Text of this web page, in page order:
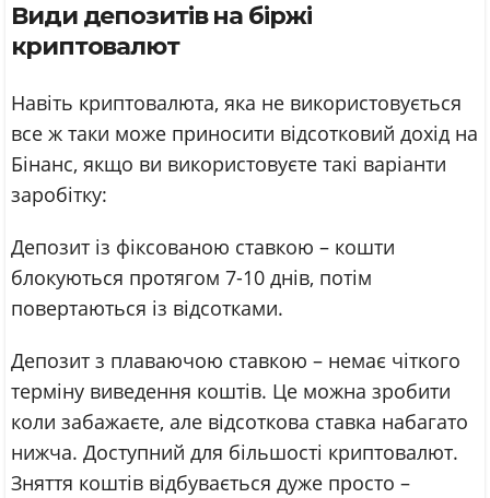
Види депозитів на біржі
криптовалют
Навіть криптовалюта, яка не використовується
все ж таки може приносити відсотковий дохід на
Бінанс, якщо ви використовуєте такі варіанти
заробітку:
Депозит із фіксованою ставкою – кошти
блокуються протягом 7-10 днів, потім
повертаються із відсотками.
Депозит з плаваючою ставкою – немає чіткого
терміну виведення коштів. Це можна зробити
коли забажаєте, але відсоткова ставка набагато
нижча. Доступний для більшості криптовалют.
Зняття коштів відбувається дуже просто –